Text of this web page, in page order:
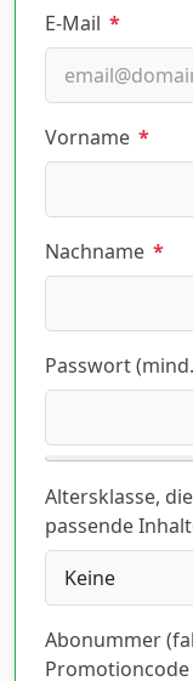
E-Mail *
Vorname *
Nachname *
Passwort
Altersklasse,
passende
Abonummer
Promotioncode